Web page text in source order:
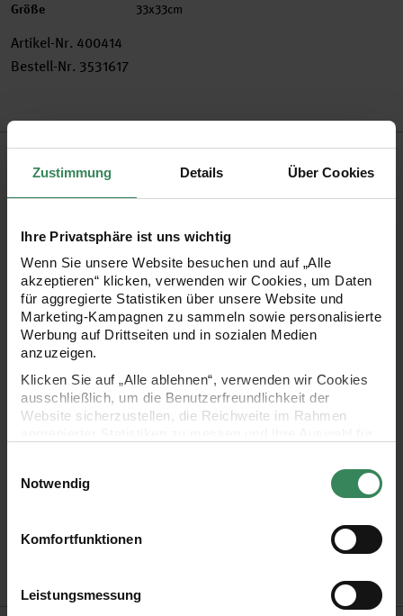
Zustimmung Details Über Cookies
Ihre Privatsphäre ist uns wichtig
Wenn Sie unsere Website besuchen und auf „Alle
akzeptieren“ klicken, verwenden wir Cookies, um Daten
für aggregierte Statistiken über unsere Website und
Marketing-Kampagnen zu sammeln sowie personalisierte
Werbung auf Drittseiten und in sozialen Medien
anzuzeigen.
Klicken Sie auf „Alle ablehnen“, verwenden wir Cookies
ausschließlich, um die Benutzerfreundlichkeit der
Website sicherzustellen, die Reichweite im Rahmen
Ihre Einwilligung ist freiwillig und kann jederzeit über den
Link „Cookie-Einstellungen“ im Fußbereich der Seite
verwendeten Technologien und den Empfängern der
Daten finden Sie in unserer Datenschutzerklärung.
Notwendig
Komfortfunktionen
Leistungsmessung
Größe 33x33cm
Artikel-Nr. 400414
Bestell-Nr. 3531617
Produktbeschreibung
Mit den schönen Servietten der Themenwelt Christmas
anderen Produkten aus der Themenreihe kombinieren und
wird so zu einem echten Hingucker.
- weihnachtliche Serviette mit Herzen aus rot-weißen
Zuckerstangen
- Design: Christmas Rocks!
- Maße: 33x33cm